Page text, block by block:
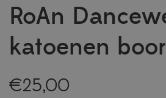
RoAn
katoenen
€25,00